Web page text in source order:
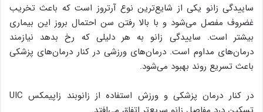
ساییدگی زانو یکی از شایع‌ترین نوع آرتروز است که باعث تخریب
غضروف مفصل می‌شود و با بالا رفتن سن احتمال بروز این بیماری
بیشتر است. ساییدگی زانو به هر دلیلی که رخ بدهد نیازمند
درمان‌های مداوم است. درمان‌های ورزشی در کنار درمان‌های پزشکی
باعث تسریع روند بهبود می‌شود.
در کنار درمان پزشکی و ورزش استفاده از زانوبند زاپیمکس UIC